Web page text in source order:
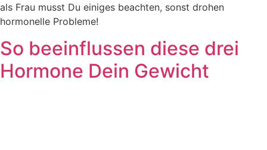
als Frau musst Du einiges beachten, sonst drohen
hormonelle Probleme!
So beeinflussen diese drei
Hormone Dein Gewicht